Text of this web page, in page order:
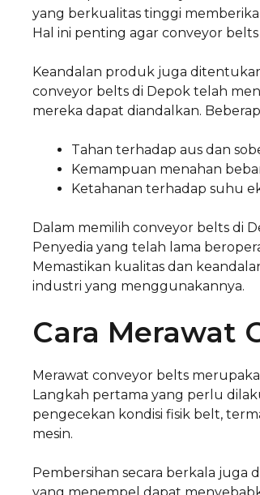
yang berkualitas tinggi
Hal ini penting agar conveyor
Keandalan produk juga
conveyor belts di Depok telah
mereka dapat diandalkan.
Tahan terhadap aus dan
Kemampuan menahan
Ketahanan terhadap suhu
Dalam memilih conveyor belts di
Penyedia yang telah lama
Memastikan kualitas dan
industri yang menggunakannya.
Cara Merawat
Merawat conveyor belts
Langkah pertama yang perlu
pengecekan kondisi fisik belt,
mesin.
Pembersihan secara berkala